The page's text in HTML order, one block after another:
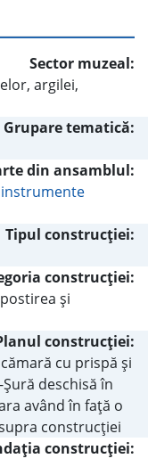
Sector muzeal:
argilei,
Grupare tematică:
din ansamblul:
Tipul construcţiei:
construcţiei:
şi
construcţiei:
cu prispă şi
Şură deschisă în
având în faţă o
construcţiei
construcţiei: